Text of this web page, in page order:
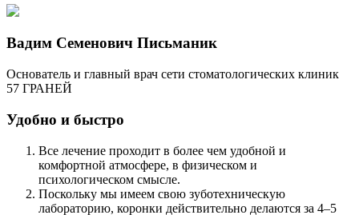
Вадим Семенович Письманик
Основатель и главный врач сети стоматологических клиник
57 ГРАНЕЙ
Удобно и быстро
Все лечение проходит в более чем удобной и
комфортной атмосфере, в физическом и
психологическом смысле.
Поскольку мы имеем свою зуботехническую
лабораторию, коронки действительно делаются за 4–5